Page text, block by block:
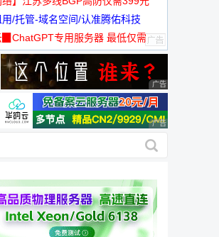
用/托管-域名空间/认准腾佑科技
▉ChatGPT专用服务器 最低仅需
业广告，理性选择 广告 商业广告，理
业广告，理性选择 广告 商业广告，理